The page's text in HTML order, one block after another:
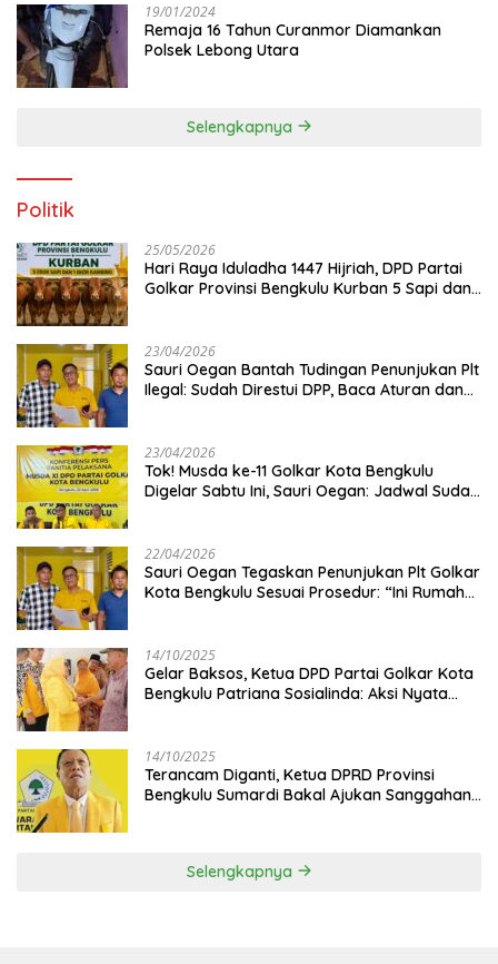
19/01/2024
Remaja 16 Tahun Curanmor Diamankan
Polsek Lebong Utara
Selengkapnya
Politik
25/05/2026
Hari Raya Iduladha 1447 Hijriah, DPD Partai
Golkar Provinsi Bengkulu Kurban 5 Sapi dan 1
23/04/2026
Sauri Oegan Bantah Tudingan Penunjukan Plt
Ilegal: Sudah Direstui DPP, Baca Aturan dan
23/04/2026
‎Tok! Musda ke-11 Golkar Kota Bengkulu
Digelar Sabtu Ini, Sauri Oegan: Jadwal Sudah
22/04/2026
Sauri Oegan Tegaskan Penunjukan Plt Golkar
Kota Bengkulu Sesuai Prosedur: “Ini Rumah
14/10/2025
‎Gelar Baksos, Ketua DPD Partai Golkar Kota
Bengkulu Patriana Sosialinda: Aksi Nyata
14/10/2025
Terancam Diganti, Ketua DPRD Provinsi
Bengkulu Sumardi Bakal Ajukan Sanggahan
Selengkapnya